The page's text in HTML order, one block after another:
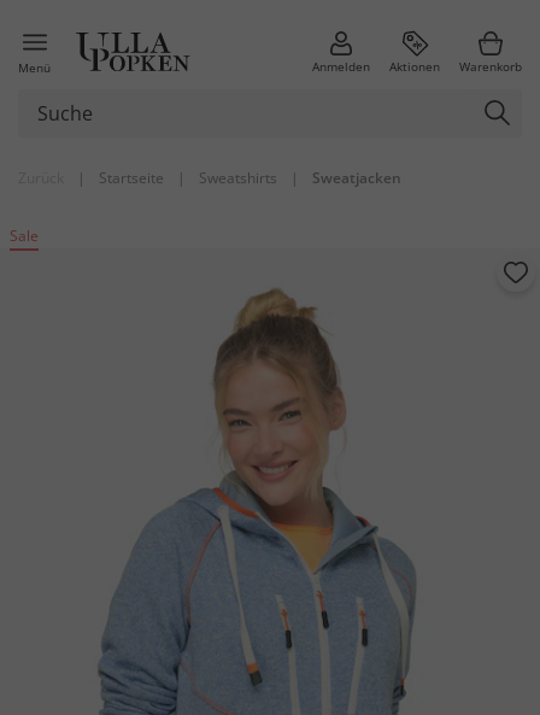
Menü Anmelden Aktionen Warenkorb
| Startseite | Sweatshirts | Sweatjacken
Sale